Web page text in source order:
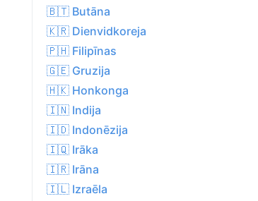
🇧🇹 Butāna
🇰🇷 Dienvidkoreja
🇵🇭 Filipīnas
🇬🇪 Gruzija
🇭🇰 Honkonga
🇮🇳 Indija
🇮🇩 Indonēzija
🇮🇶 Irāka
🇮🇷 Irāna
🇮🇱 Izraēla